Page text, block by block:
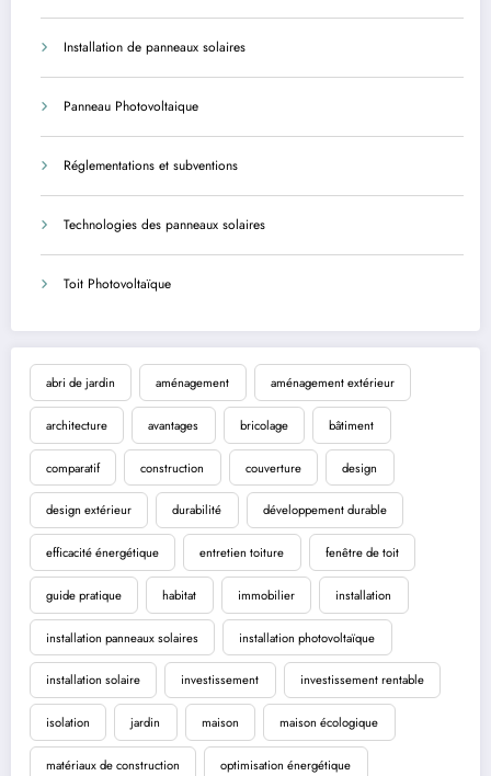
Installation de panneaux solaires
Panneau Photovoltaique
Réglementations et subventions
Technologies des panneaux solaires
Toit Photovoltaïque
abri de jardin aménagement aménagement extérieur
architecture avantages bricolage bâtiment
comparatif construction couverture design
design extérieur durabilité développement durable
efficacité énergétique entretien toiture fenêtre de toit
guide pratique habitat immobilier installation
installation panneaux solaires installation photovoltaïque
installation solaire investissement investissement rentable
isolation jardin maison maison écologique
matériaux de construction optimisation énergétique